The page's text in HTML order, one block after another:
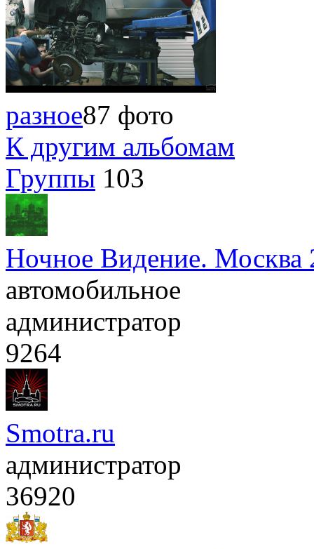
разное87 фото
К другим альбомам
Группы 103
Ночное Видение. Москва
автомобильное
администратор
9264
Smotra.ru
администратор
36920